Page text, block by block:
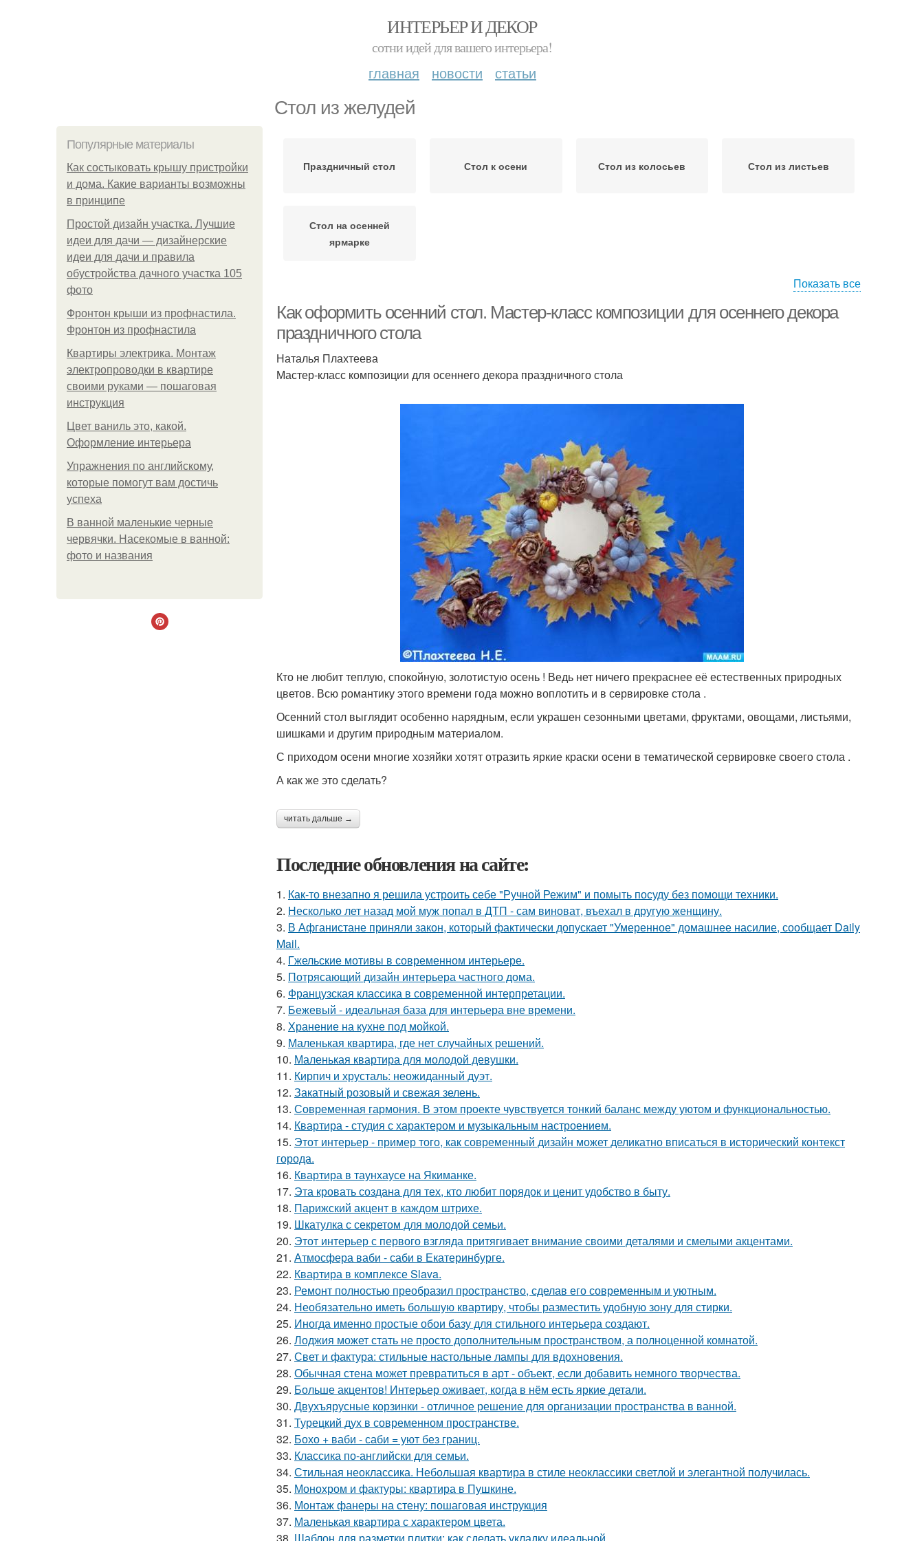
ИНТЕРЬЕР И ДЕКОР
сотни идей для вашего интерьера!
главная новости статьи
Стол из желудей
Популярные материалы
Как состыковать крышу пристройки
и дома. Какие варианты возможны
в принципе
Простой дизайн участка. Лучшие
идеи для дачи — дизайнерские
идеи для дачи и правила
обустройства дачного участка 105
фото
Фронтон крыши из профнастила.
Фронтон из профнастила
Квартиры электрика. Монтаж
электропроводки в квартире
своими руками — пошаговая
инструкция
Цвет ваниль это, какой.
Оформление интерьера
Упражнения по английскому,
которые помогут вам достичь
успеха
В ванной маленькие черные
червячки. Насекомые в ванной:
фото и названия
Праздничный стол Стол к осени Стол из колосьев Стол из листьев
Стол на осенней
ярмарке
Показать все
Как оформить осенний стол. Мастер-класс композиции для осеннего декора
праздничного стола
Наталья Плахтеева
Мастер-класс композиции для осеннего декора праздничного стола
Кто не любит теплую, спокойную, золотистую осень ! Ведь нет ничего прекраснее её естественных природных
цветов. Всю романтику этого времени года можно воплотить и в сервировке стола .
Осенний стол выглядит особенно нарядным, если украшен сезонными цветами, фруктами, овощами, листьями,
шишками и другим природным материалом.
С приходом осени многие хозяйки хотят отразить яркие краски осени в тематической сервировке своего стола .
А как же это сделать?
читать дальше →
Последние обновления на сайте:
1. Как-то внезапно я решила устроить себе "Ручной Режим" и помыть посуду без помощи техники.
2. Несколько лет назад мой муж попал в ДТП - сам виноват, въехал в другую женщину.
3. В Афганистане приняли закон, который фактически допускает "Умеренное" домашнее насилие, сообщает Daily
Mail.
4. Гжельские мотивы в современном интерьере.
5. Потрясающий дизайн интерьера частного дома.
6. Французская классика в современной интерпретации.
7. Бежевый - идеальная база для интерьера вне времени.
8. Хранение на кухне под мойкой.
9. Маленькая квартира, где нет случайных решений.
10. Маленькая квартира для молодой девушки.
11. Кирпич и хрусталь: неожиданный дуэт.
12. Закатный розовый и свежая зелень.
13. Современная гармония. В этом проекте чувствуется тонкий баланс между уютом и функциональностью.
14. Квартира - студия с характером и музыкальным настроением.
15. Этот интерьер - пример того, как современный дизайн может деликатно вписаться в исторический контекст
города.
16. Квартира в таунхаусе на Якиманке.
17. Эта кровать создана для тех, кто любит порядок и ценит удобство в быту.
18. Парижский акцент в каждом штрихе.
19. Шкатулка с секретом для молодой семьи.
20. Этот интерьер с первого взгляда притягивает внимание своими деталями и смелыми акцентами.
21. Атмосфера ваби - саби в Екатеринбурге.
22. Квартира в комплексе Slava.
23. Ремонт полностью преобразил пространство, сделав его современным и уютным.
24. Необязательно иметь большую квартиру, чтобы разместить удобную зону для стирки.
25. Иногда именно простые обои базу для стильного интерьера создают.
26. Лоджия может стать не просто дополнительным пространством, а полноценной комнатой.
27. Свет и фактура: стильные настольные лампы для вдохновения.
28. Обычная стена может превратиться в арт - объект, если добавить немного творчества.
29. Больше акцентов! Интерьер оживает, когда в нём есть яркие детали.
30. Двухъярусные корзинки - отличное решение для организации пространства в ванной.
31. Турецкий дух в современном пространстве.
32. Бохо + ваби - саби = уют без границ.
33. Классика по-английски для семьи.
34. Стильная неоклассика. Небольшая квартира в стиле неоклассики светлой и элегантной получилась.
35. Монохром и фактуры: квартира в Пушкине.
36. Монтаж фанеры на стену: пошаговая инструкция
37. Маленькая квартира с характером цвета.